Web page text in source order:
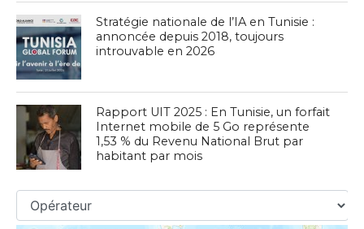
Stratégie nationale de l’IA en Tunisie :
annoncée depuis 2018, toujours
introuvable en 2026
Rapport UIT 2025 : En Tunisie, un forfait
Internet mobile de 5 Go représente
1,53 % du Revenu National Brut par
habitant par mois